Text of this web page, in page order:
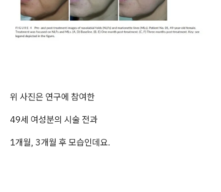
위 사진은 연구에 참여한
49세 여성분의 시술 전과
1개월, 3개월 후 모습인데요.